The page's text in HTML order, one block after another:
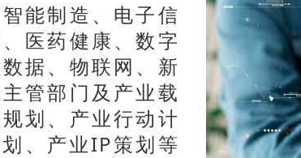
能制造、电子信
医药健康、数字
据、物联网、新
管部门及产业载
划、产业行动计
、产业IP策划等